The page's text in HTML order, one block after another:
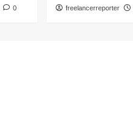
0 freelancerreporter